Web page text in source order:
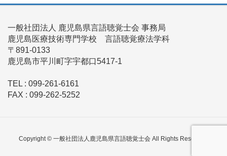
一般社団法人 鹿児島県言語聴覚士会 事務局
鹿児島医療技術専門学校 言語聴覚療法学科
〒891-0133
鹿児島市平川町字宇都口5417-1
TEL : 099-261-6161
FAX : 099-262-5252
Copyright © 一般社団法人鹿児島県言語聴覚士会 All Rights Reserved.